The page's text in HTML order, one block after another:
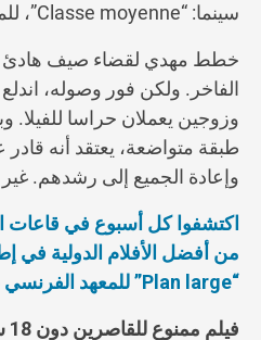
سينما: “Classe moyenne”، للمخرج أنتوني كورديي
خطط مهدي لقضاء صيف هادئ
الفاخر. ولكن فور وصوله،
وزوجين يعملان حراسا للفيلا.
طبقة متواضعة، يعتقد أنه
وإعادة الجميع إلى رشدهم.
اكتشفوا كل أسبوع في قاعات
من أفضل الأفلام الدولية في
“
Plan large” للمعهد
فيلم ممنوع للقاصرين دون 18 سنة